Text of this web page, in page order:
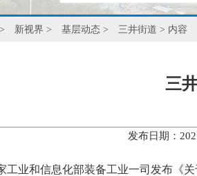
> 新视界 > 基层动态 > 三井街道 > 内容
三
发布日期：
工业和信息化部装备工业一司发布《